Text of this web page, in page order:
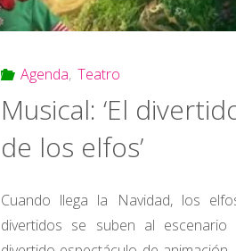
Agenda, Teatro
Musical: ‘El
de los elfos’
Cuando llega la Navidad, los
divertidos se suben al